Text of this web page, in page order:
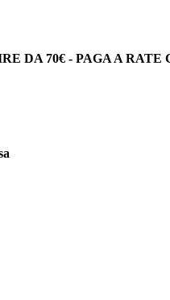
DA 70€ - PAGA A RATE